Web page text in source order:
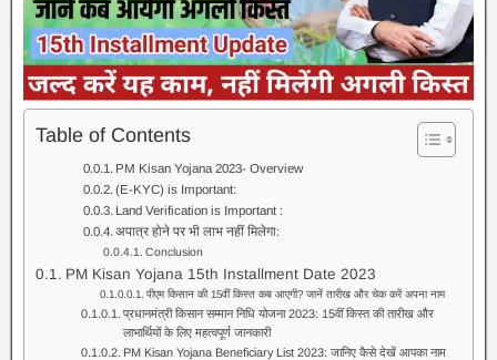
Table of Contents
PM Kisan Yojana 2023- Overview
(E-KYC) is Important:
Land Verification is Important :
अपात्र होने पर भी लाभ नहीं मिलेगा:
Conclusion
PM Kisan Yojana 15th Installment Date 2023
पीएम किसान की 15वीं किस्त कब आएगी? जानें तारीख और चेक करें अपना नाम
प्रधानमंत्री किसान सम्मान निधि योजना 2023: 15वीं किस्त की तारीख और
लाभार्थियों के लिए महत्वपूर्ण जानकारी
PM Kisan Yojana Beneficiary List 2023: जानिए कैसे देखें आपका नाम